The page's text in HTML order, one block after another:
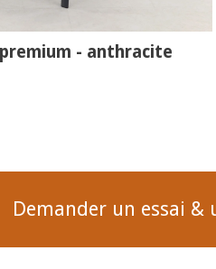
- anthracite
Demander un essai &